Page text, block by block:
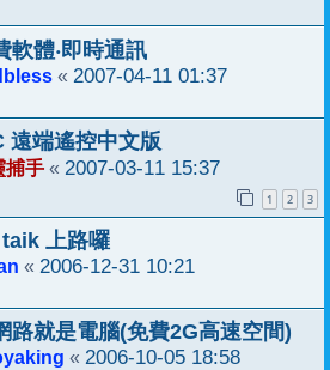
軟體‧即時通訊
« 2007-04-11 01:37
遠端遙控中文版
捕手 « 2007-03-11 15:37
1 2 3
上路囉
« 2006-12-31 10:21
路就是電腦(免費2G高速空間)
« 2006-10-05 18:58